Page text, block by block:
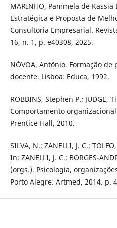
MARINHO, Pammela de
Estratégica e Proposta de
Consultoria Empresarial.
16, n. 1, p. e40308, 2025.
NÓVOA, Antônio. Formação
docente. Lisboa: Educa, 1992.
ROBBINS, Stephen P.; JUDGE,
Comportamento
Prentice Hall, 2010.
SILVA, N.; ZANELLI, J. C.;
In: ZANELLI, J. C.; BORGES-
(orgs.). Psicologia,
Porto Alegre: Artmed, 2014. p.